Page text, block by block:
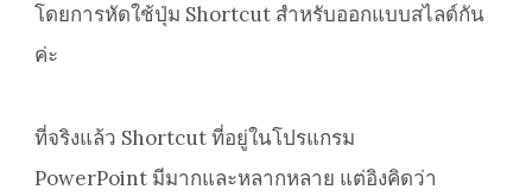
โดยการหัดใช้ปุ่ม Shortcut สำหรับออกแบบสไลด์กัน
ค่ะ
ที่จริงแล้ว Shortcut ที่อยู่ในโปรแกรม
PowerPoint มีมากและหลากหลาย แต่อิงคิดว่า